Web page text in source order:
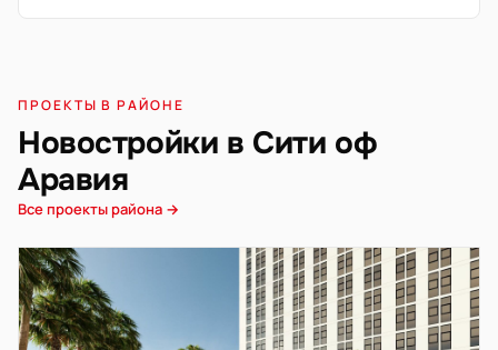
ПРОЕКТЫ В РАЙОНЕ
Новостройки в Сити оф
Аравия
Все проекты района →